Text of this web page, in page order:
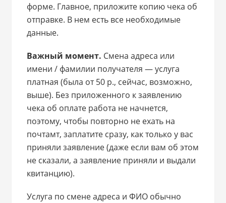
форме. Главное, приложите копию чека об
отправке. В нем есть все необходимые
данные.
Важный момент. Смена адреса или
имени / фамилии получателя — услуга
платная (была от 50 р., сейчас, возможно,
выше). Без приложенного к заявлению
чека об оплате работа не начнется,
поэтому, чтобы повторно не ехать на
почтамт, заплатите сразу, как только у вас
приняли заявление (даже если вам об этом
не сказали, а заявление приняли и выдали
квитанцию).
Услуга по смене адреса и ФИО обычно